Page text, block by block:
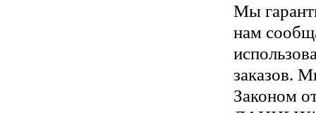
Мы
нам
заказов.
Законом